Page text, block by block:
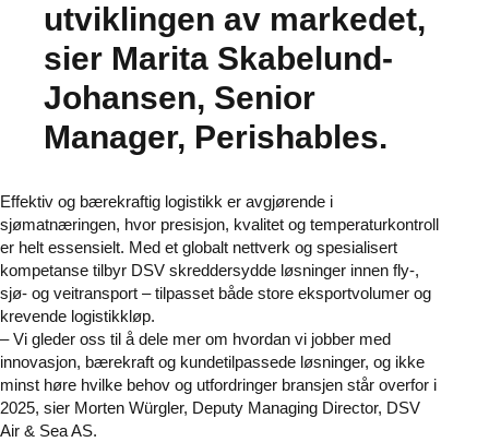
utviklingen av markedet,
sier Marita Skabelund-
Johansen, Senior
Manager, Perishables.
Effektiv og bærekraftig logistikk er avgjørende i
sjømatnæringen, hvor presisjon, kvalitet og temperaturkontroll
er helt essensielt. Med et globalt nettverk og spesialisert
kompetanse tilbyr DSV skreddersydde løsninger innen fly-,
sjø- og veitransport – tilpasset både store eksportvolumer og
krevende logistikkløp.
– Vi gleder oss til å dele mer om hvordan vi jobber med
innovasjon, bærekraft og kundetilpassede løsninger, og ikke
minst høre hvilke behov og utfordringer bransjen står overfor i
2025, sier Morten Würgler, Deputy Managing Director, DSV
Air & Sea AS.